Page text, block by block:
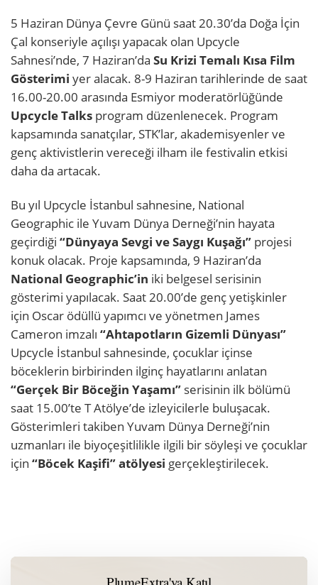
5 Haziran Dünya Çevre Günü saat 20.30’da Doğa İçin
Çal konseriyle açılışı yapacak olan Upcycle
Sahnesi’nde, 7 Haziran’da Su Krizi Temalı Kısa Film
Gösterimi yer alacak. 8-9 Haziran tarihlerinde de saat
16.00-20.00 arasında Esmiyor moderatörlüğünde
Upcycle Talks program düzenlenecek. Program
kapsamında sanatçılar, STK’lar, akademisyenler ve
genç aktivistlerin vereceği ilham ile festivalin etkisi
daha da artacak.
Bu yıl Upcycle İstanbul sahnesine, National
Geographic ile Yuvam Dünya Derneği’nin hayata
geçirdiği “Dünyaya Sevgi ve Saygı Kuşağı” projesi
konuk olacak. Proje kapsamında, 9 Haziran’da
National Geographic’in iki belgesel serisinin
gösterimi yapılacak. Saat 20.00’de genç yetişkinler
için Oscar ödüllü yapımcı ve yönetmen James
Cameron imzalı “Ahtapotların Gizemli Dünyası”
Upcycle İstanbul sahnesinde, çocuklar içinse
böceklerin birbirinden ilginç hayatlarını anlatan
“Gerçek Bir Böceğin Yaşamı” serisinin ilk bölümü
saat 15.00’te T Atölye’de izleyicilerle buluşacak.
Gösterimleri takiben Yuvam Dünya Derneği’nin
uzmanları ile biyoçeşitlilikle ilgili bir söyleşi ve çocuklar
için “Böcek Kaşifi” atölyesi gerçekleştirilecek.